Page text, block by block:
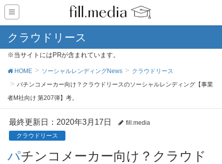
クラウドリース
※当サイトにはPRが含まれています。
HOME ソーシャルレンディングNews
クラウドリース
パチンコメーカー向け？クラウドリースのソーシャルレンディング【事業
者M社向け 第207弾】考。
最終更新日：2020年3月17日
fill.media
クラウドリース
パチンコメーカー向け？クラウド